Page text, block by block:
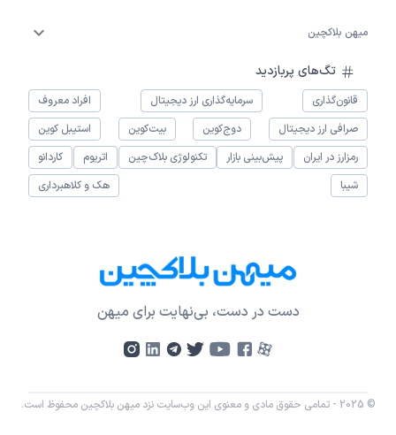
میهن بلاکچین
تگ‌های پربازدید
قانون‌گذاری سرمایه‌گذاری ارز دیجیتال
افراد معروف
صرافی ارز دیجیتال
دوج‌کوین بیت‌کوین
استیبل کوین
رمزارز در ایران
پیش‌بینی بازار تکنولوژی بلاک‌چین اتریوم
کاردانو
شیبا
هک و کلاهبرداری
دست در دست، بی‌نهایت برای میهن
© 2025 - تمامی حقوق مادی و معنوی این وب‌سایت نزد میهن بلاکچین محفوظ است.